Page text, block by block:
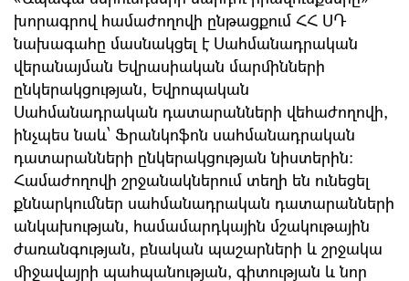
խորագրով համաժողովի ընթացքում ՀՀ ՍԴ
նախագահը մասնակցել է Սահմանադրական
վերանայման Եվրասիական մարմինների
ընկերակցության, Եվրոպական
Սահմանադրական դատարանների վեհաժողովի,
ինչպես նաև՝ Ֆրանկոֆոն սահմանադրական
դատարանների ընկերակցության նիստերին։
Համաժողովի շրջանակներում տեղի են ունեցել
քննարկումներ սահմանադրական դատարանների
անկախության, համամարդկային մշակութային
ժառանգության, բնական պաշարների և շրջակա
միջավայրի պահպանության, գիտության և նոր